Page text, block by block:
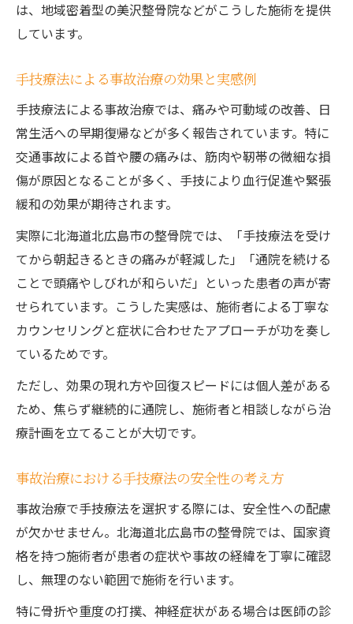
は、地域密着型の美沢整骨院などがこうした施術を提供
しています。
手技療法による事故治療の効果と実感例
手技療法による事故治療では、痛みや可動域の改善、日
常生活への早期復帰などが多く報告されています。特に
交通事故による首や腰の痛みは、筋肉や靭帯の微細な損
傷が原因となることが多く、手技により血行促進や緊張
緩和の効果が期待されます。
実際に北海道北広島市の整骨院では、「手技療法を受け
てから朝起きるときの痛みが軽減した」「通院を続ける
ことで頭痛やしびれが和らいだ」といった患者の声が寄
せられています。こうした実感は、施術者による丁寧な
カウンセリングと症状に合わせたアプローチが功を奏し
ているためです。
ただし、効果の現れ方や回復スピードには個人差がある
ため、焦らず継続的に通院し、施術者と相談しながら治
療計画を立てることが大切です。
事故治療における手技療法の安全性の考え方
事故治療で手技療法を選択する際には、安全性への配慮
が欠かせません。北海道北広島市の整骨院では、国家資
格を持つ施術者が患者の症状や事故の経緯を丁寧に確認
し、無理のない範囲で施術を行います。
特に骨折や重度の打撲、神経症状がある場合は医師の診